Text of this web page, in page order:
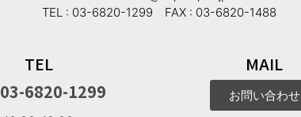
TEL : 03-6820-1299 FAX : 03-6820-1488
TEL
03-6820-1299
MAIL
お問い合わせ